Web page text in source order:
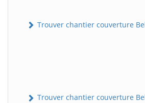
Trouver chantier couverture
Trouver chantier couverture